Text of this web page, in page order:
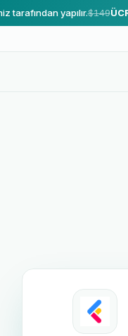
tarafından yapılır.$149